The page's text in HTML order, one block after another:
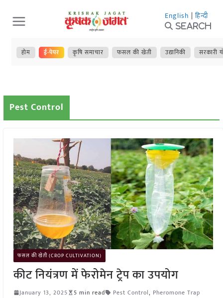
Skip
to
content
English | हिन्दी
Search
होम ई-पेपर कृषि समाचार फसल की खेती उद्यानिकी सरकारी
Pest Control
फसल की खेती (CROP CULTIVATION)
कीट नियंत्रण में फेरोमेन ट्रेप का उपयोग
January 13, 2025 5 min read Pest Control, Pheromone Trap